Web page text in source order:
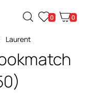
0 0
Laurent